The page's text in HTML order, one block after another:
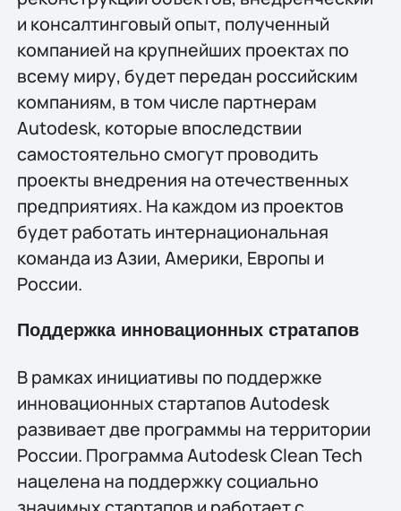
и консалтинговый опыт, полученный
компанией на крупнейших проектах по
всему миру, будет передан российским
компаниям, в том числе партнерам
Autodesk, которые впоследствии
самостоятельно смогут проводить
проекты внедрения на отечественных
предприятиях. На каждом из проектов
будет работать интернациональная
команда из Азии, Америки, Европы и
России.
Поддержка инновационных стратапов
В рамках инициативы по поддержке
инновационных стартапов Autodesk
развивает две программы на территории
России. Программа Autodesk Clean Tech
нацелена на поддержку социально